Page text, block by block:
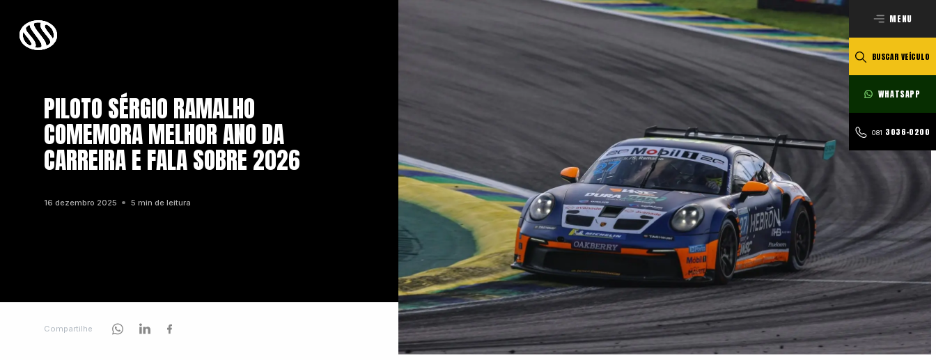
MENU
BUSCAR VEÍCULO
WHATSAPP
081 3036-0200
PILOTO SÉRGIO RAMALHO
COMEMORA MELHOR ANO DA
CARREIRA E FALA SOBRE 2026
16 dezembro 2025 5 min de leitura
Compartilhe